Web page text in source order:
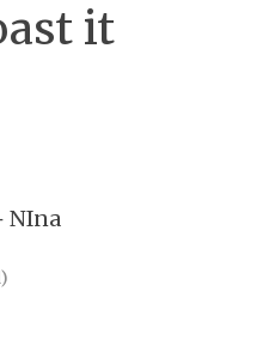
it
NIna